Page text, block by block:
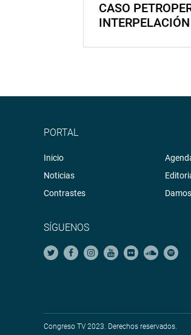
CASO
PORTAL
Inicio
Noticias
Contrastes
SÍGUENOS
Congreso TV 2023. Derechos reservados.